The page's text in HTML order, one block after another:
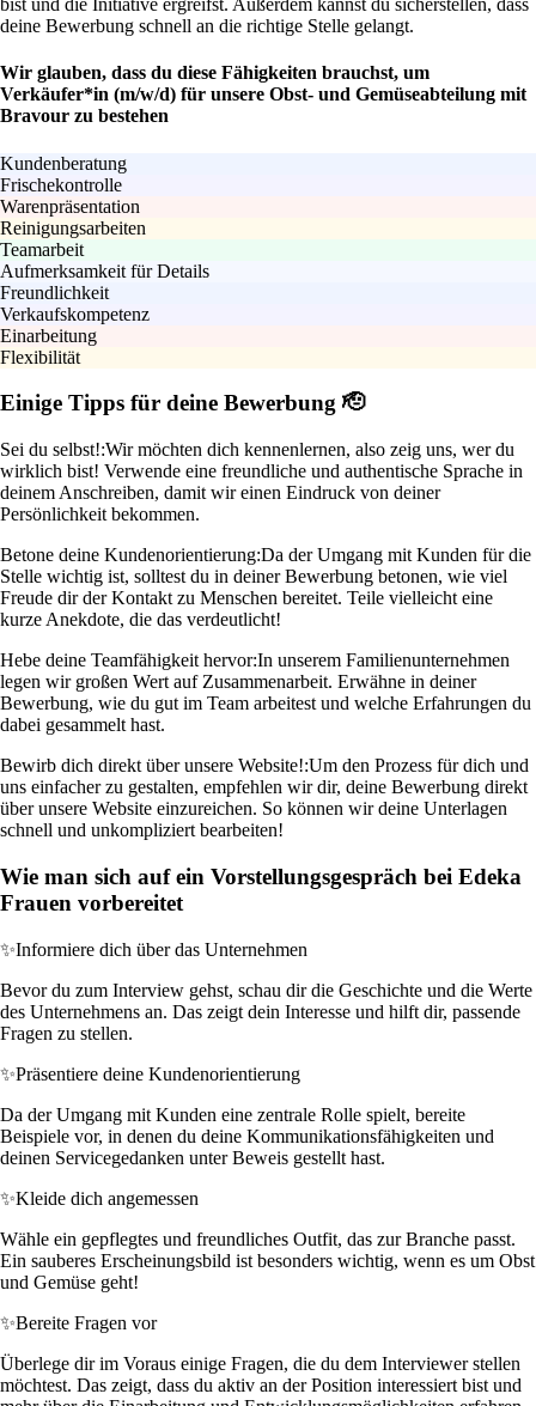
bist und die Initiative ergreifst. Außerdem kannst du sicherstellen, dass
deine Bewerbung schnell an die richtige Stelle gelangt.
Wir glauben, dass du diese Fähigkeiten brauchst, um
Verkäufer*in (m/w/d) für unsere Obst- und Gemüseabteilung mit
Bravour zu bestehen
Kundenberatung
Frischekontrolle
Warenpräsentation
Reinigungsarbeiten
Teamarbeit
Aufmerksamkeit für Details
Freundlichkeit
Verkaufskompetenz
Einarbeitung
Flexibilität
Einige Tipps für deine Bewerbung 🫡
Sei du selbst!:Wir möchten dich kennenlernen, also zeig uns, wer du
wirklich bist! Verwende eine freundliche und authentische Sprache in
deinem Anschreiben, damit wir einen Eindruck von deiner
Persönlichkeit bekommen.
Betone deine Kundenorientierung:Da der Umgang mit Kunden für die
Stelle wichtig ist, solltest du in deiner Bewerbung betonen, wie viel
Freude dir der Kontakt zu Menschen bereitet. Teile vielleicht eine
kurze Anekdote, die das verdeutlicht!
Hebe deine Teamfähigkeit hervor:In unserem Familienunternehmen
legen wir großen Wert auf Zusammenarbeit. Erwähne in deiner
Bewerbung, wie du gut im Team arbeitest und welche Erfahrungen du
dabei gesammelt hast.
Bewirb dich direkt über unsere Website!:Um den Prozess für dich und
uns einfacher zu gestalten, empfehlen wir dir, deine Bewerbung direkt
über unsere Website einzureichen. So können wir deine Unterlagen
schnell und unkompliziert bearbeiten!
Wie man sich auf ein Vorstellungsgespräch bei Edeka
Frauen vorbereitet
✨Informiere dich über das Unternehmen
Bevor du zum Interview gehst, schau dir die Geschichte und die Werte
des Unternehmens an. Das zeigt dein Interesse und hilft dir, passende
Fragen zu stellen.
✨Präsentiere deine Kundenorientierung
Da der Umgang mit Kunden eine zentrale Rolle spielt, bereite
Beispiele vor, in denen du deine Kommunikationsfähigkeiten und
deinen Servicegedanken unter Beweis gestellt hast.
✨Kleide dich angemessen
Wähle ein gepflegtes und freundliches Outfit, das zur Branche passt.
Ein sauberes Erscheinungsbild ist besonders wichtig, wenn es um Obst
und Gemüse geht!
✨Bereite Fragen vor
Überlege dir im Voraus einige Fragen, die du dem Interviewer stellen
möchtest. Das zeigt, dass du aktiv an der Position interessiert bist und